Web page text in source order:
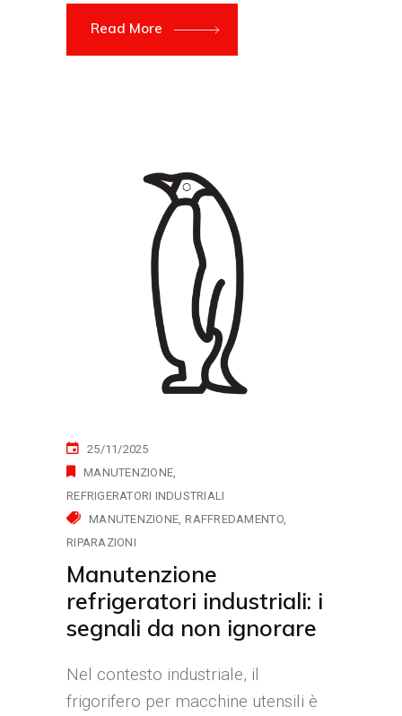
Read More
25/11/2025
MANUTENZIONE
REFRIGERATORI INDUSTRIALI
MANUTENZIONE RAFFREDAMENTO
RIPARAZIONI
Manutenzione
refrigeratori industriali: i
segnali da non ignorare
Nel contesto industriale, il
frigorifero per macchine utensili è